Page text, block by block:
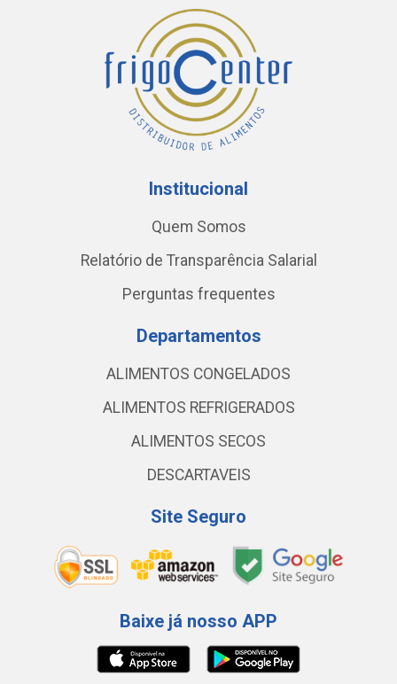
Institucional
Quem Somos
Relatório de Transparência Salarial
Perguntas frequentes
Departamentos
ALIMENTOS CONGELADOS
ALIMENTOS REFRIGERADOS
ALIMENTOS SECOS
DESCARTAVEIS
Site Seguro
Baixe já nosso APP